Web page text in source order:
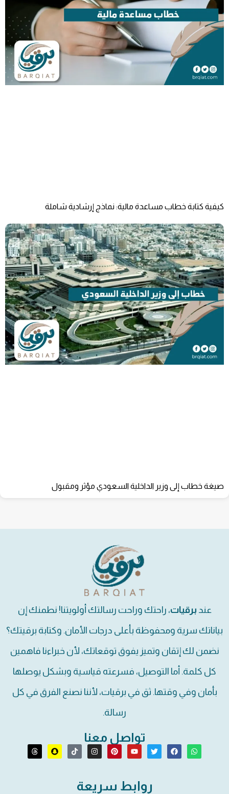
كيفية كتابة خطاب مساعدة مالية: نماذج إرشادية شاملة
صيغة خطاب إلى وزير الداخلية السعودي مؤثر ومقبول
عند برقيات، راحتك وراحت رسالتك أولويتنا! نطمنك إن
بياناتك سرية ومحفوظة بأعلى درجات الأمان. وكتابة برقيتك؟
نضمن لك إتقان وتميز يفوق توقعاتك، لأن خبراءنا فاهمين
كل كلمة. أما التوصيل، فسرعته قياسية وبشكل يوصلها
بأمان وفي وقتها. ثق في برقيات، لأننا نصنع الفرق في كل
رسالة.
تواصل معنا
روابط سريعة